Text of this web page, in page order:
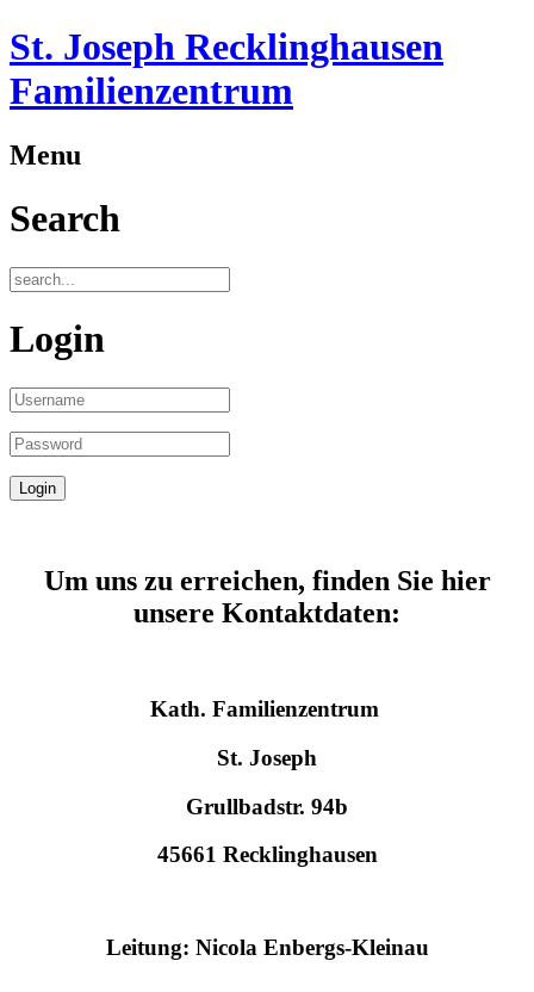
St. Joseph Recklinghausen
Familienzentrum
Menu
Search
Login
Um uns zu erreichen, finden Sie hier
unsere Kontaktdaten:
Kath. Familienzentrum
St. Joseph
Grullbadstr. 94b
45661 Recklinghausen
Leitung: Nicola Enbergs-Kleinau